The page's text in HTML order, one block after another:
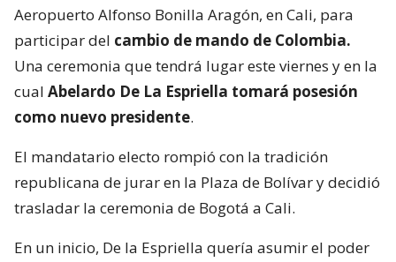
Aeropuerto Alfonso Bonilla Aragón, en Cali, para
participar del cambio de mando de Colombia.
Una ceremonia que tendrá lugar este viernes y en la
cual Abelardo De La Espriella tomará posesión
como nuevo presidente.
El mandatario electo rompió con la tradición
republicana de jurar en la Plaza de Bolívar y decidió
trasladar la ceremonia de Bogotá a Cali.
En un inicio, De la Espriella quería asumir el poder